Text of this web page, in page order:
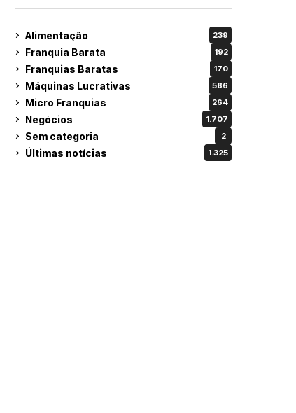
Alimentação 239
Franquia Barata 192
Franquias Baratas 170
Máquinas Lucrativas 586
Micro Franquias 264
Negócios 1.707
Sem categoria 2
Últimas notícias 1.325